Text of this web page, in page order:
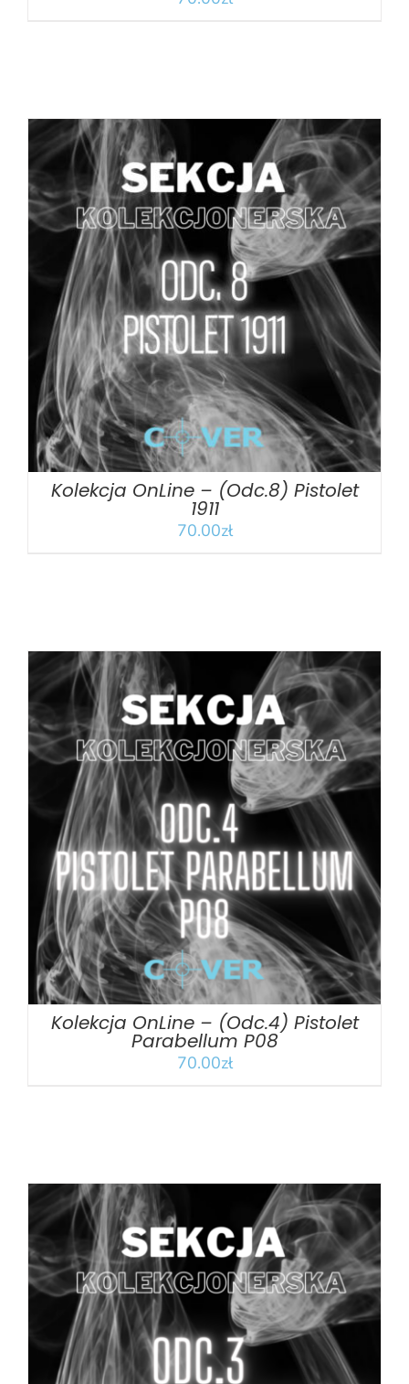
DODAJ DO KOSZYKA SZCZEGÓŁY
Kolekcja OnLine – (Odc.8) Pistolet
1911
70.00zł
DODAJ DO KOSZYKA / SZCZEGÓŁY
Kolekcja OnLine – (Odc.4) Pistolet
Parabellum P08
70.00zł
DODAJ DO KOSZYKA / SZCZEGÓŁY